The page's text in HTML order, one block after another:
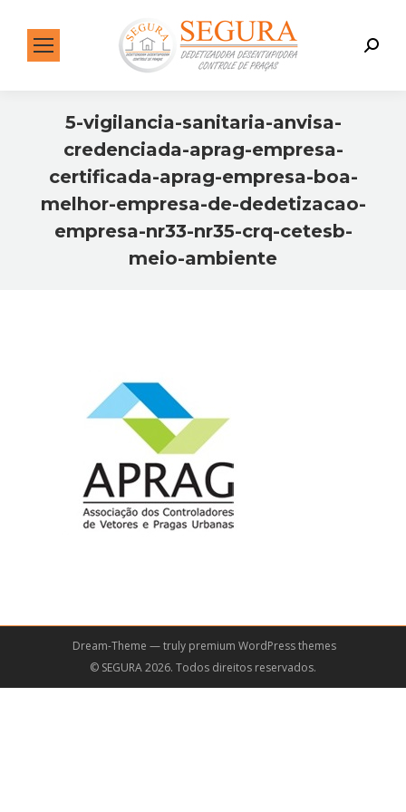
Search:
5-vigilancia-sanitaria-anvisa-
credenciada-aprag-empresa-
certificada-aprag-empresa-boa-
melhor-empresa-de-dedetizacao-
empresa-nr33-nr35-crq-cetesb-
meio-ambiente
Dream-Theme — truly premium WordPress themes
© SEGURA 2026. Todos direitos reservados.